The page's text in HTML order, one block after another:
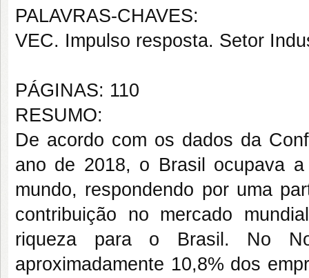
PALAVRAS-CHAVES:
VEC. Impulso resposta. Setor
PÁGINAS: 110
RESUMO:
De acordo com os dados da
ano de 2018, o Brasil ocupava
mundo, respondendo por uma
contribuição no mercado
riqueza para o Brasil. No
aproximadamente 10,8% dos